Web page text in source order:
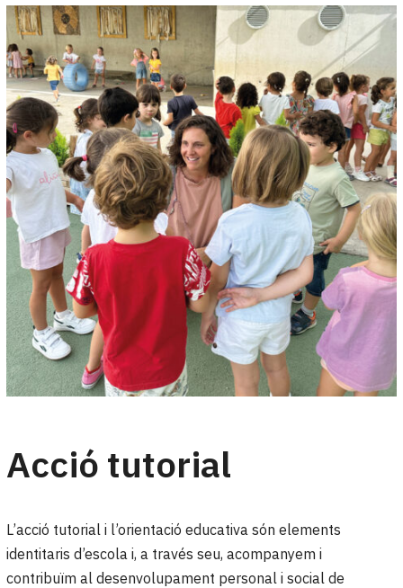
Acció tutorial
L’acció tutorial i l’orientació educativa són elements
identitaris d’escola i, a través seu, acompanyem i
contribuïm al desenvolupament personal i social de